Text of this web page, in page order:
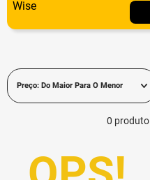
Preço: Do Maior Para O Menor
0 produto